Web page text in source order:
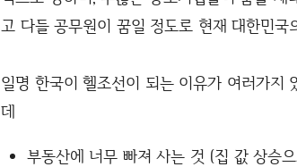
고 다들 공무원이 꿈일 정도로 현재 대한민
일명 한국이 헬조선이 되는 이유가 여러가지
데
부동산에 너무 빠져 사는 것 (집 값 상승